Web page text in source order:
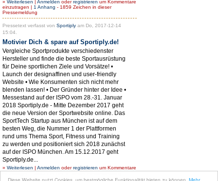
» Weiterlesen | Anmelden oderregistrieren um Kommentare
einzutragen | 1 Anhang - 1859 Zeichen in dieser
Pressemeldung
Pressetext verfasst von Sportiply am Do, 2017-12-14
15:04.
Motivier Dich & spare auf Sportiply.de!
Vergleiche Sportprodukte verschiedenster
Hersteller und finde die beste Sportausrüstung
für Deine sportlichen Ziele und Vorsätze! •
Launch der designaffinen und user-friendly
Website • Wie Konsumenten sich nicht mehr
blenden lassen! • Der Gründer hinter der Idee •
Messestand auf der ISPO vom 28.-31. Januar
2018 Sportiply.de - Mitte Dezember 2017 geht
die neue Version der Sportwebsite online. Das
SportTech Startup aus München ist auf dem
besten Weg, die Nummer 1 der Plattformen
rund ums Thema Sport, Fitness und Training
zu werden und positioniert sich 2018 zunächst
auf der ISPO München. Am 15.12.2017 geht
Sportiply.de...
» Weiterlesen | Anmelden oderregistrieren um Kommentare
einzutragen - 3893 Zeichen in dieser Pressemeldung